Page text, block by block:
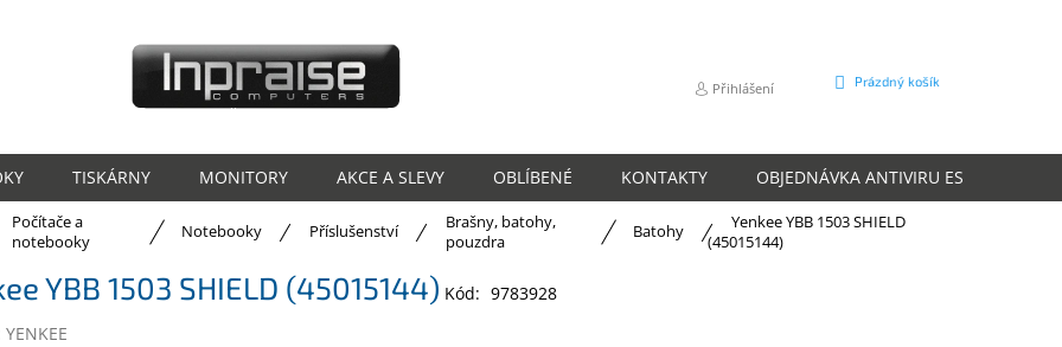
Přihlášení
NÁKUPNÍ
Prázdný košík
TISKÁRNY MONITORY AKCE A SLEVY OBLÍBENÉ KONTAKTY OBJEDNÁVKA ANTIVIRU ESET
Počítače a
notebooky
Notebooky Příslušenství
Brašny, batohy,
pouzdra
Batohy
Yenkee YBB 1503 SHIELD
(45015144)
YBB 1503 SHIELD (45015144) Kód: 9783928
YENKEE